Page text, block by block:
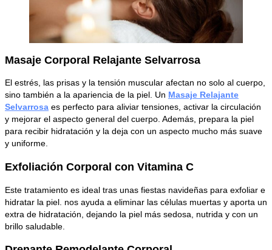
Masaje Corporal Relajante Selvarrosa
El estrés, las prisas y la tensión muscular afectan no solo al cuerpo,
sino también a la apariencia de la piel. Un Masaje Relajante
Selvarrosa es perfecto para aliviar tensiones, activar la circulación
y mejorar el aspecto general del cuerpo. Además, prepara la piel
para recibir hidratación y la deja con un aspecto mucho más suave
y uniforme.
Exfoliación Corporal con Vitamina C
Este tratamiento es ideal tras unas fiestas navideñas para exfoliar e
hidratar la piel. nos ayuda a eliminar las células muertas y aporta un
extra de hidratación, dejando la piel más sedosa, nutrida y con un
brillo saludable.